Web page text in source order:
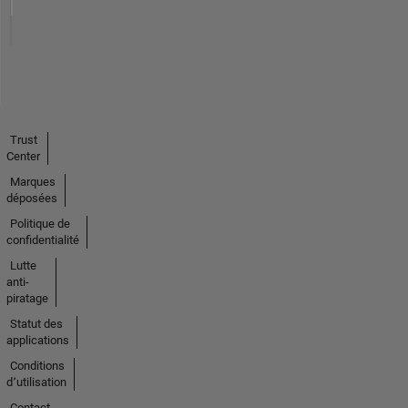
Trust
Center
Marques
déposées
Politique de
confidentialité
Lutte
anti-
piratage
Statut des
applications
Conditions
d՚utilisation